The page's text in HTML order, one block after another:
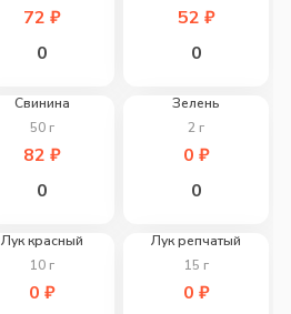
72 ₽
0
52 ₽
0
Свинина
50г
82 ₽
0
Зелень
2 г
0 ₽
0
Лук красный
10г
0 ₽
Лук репчатый
15 г
0 ₽